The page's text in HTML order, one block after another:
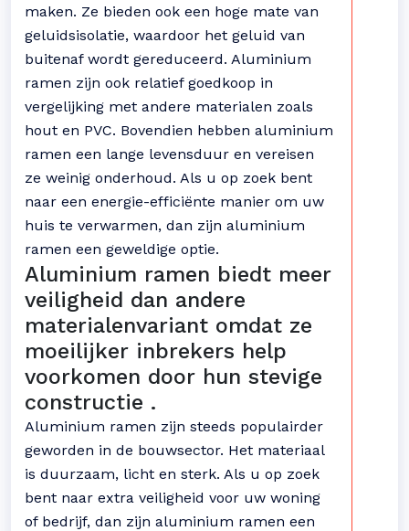
maken. Ze bieden ook een hoge mate van
geluidsisolatie, waardoor het geluid van
buitenaf wordt gereduceerd. Aluminium
ramen zijn ook relatief goedkoop in
vergelijking met andere materialen zoals
hout en PVC. Bovendien hebben aluminium
ramen een lange levensduur en vereisen
ze weinig onderhoud. Als u op zoek bent
naar een energie-efficiënte manier om uw
huis te verwarmen, dan zijn aluminium
ramen een geweldige optie.
Aluminium ramen biedt meer
veiligheid dan andere
materialenvariant omdat ze
moeilijker inbrekers help
voorkomen door hun stevige
constructie .
Aluminium ramen zijn steeds populairder
geworden in de bouwsector. Het materiaal
is duurzaam, licht en sterk. Als u op zoek
bent naar extra veiligheid voor uw woning
of bedrijf, dan zijn aluminium ramen een